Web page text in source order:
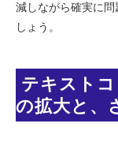
減しながら確実に
しょう。
の拡大と、